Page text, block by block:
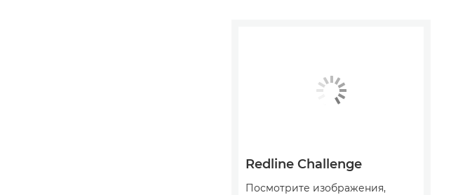
Redline Challenge
Посмотрите изображения,